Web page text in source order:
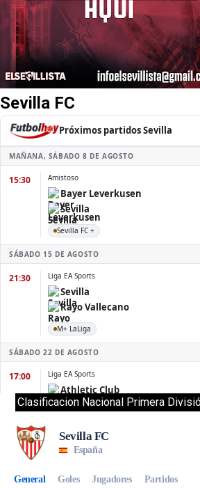
Sevilla FC
Clasificacion Nacional Primera